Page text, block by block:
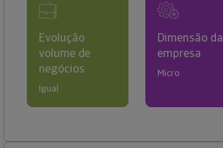
Evolução
volume de
negócios
Igual
Dimensão da
empresa
Micro